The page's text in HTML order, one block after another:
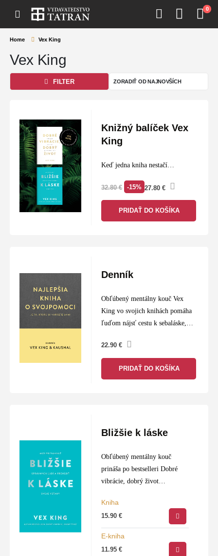
0
Home Vex King
Vex King
FILTER
Knižný balíček Vex
King
Keď jedna kniha nestačí…
32.80€ -15% 27.80 €
PRIDAŤ DO KOŠÍKA
Denník
Obľúbený mentálny kouč Vex
King vo svojich knihách pomáha
ľuďom nájsť cestu k sebaláske,
Teraz svojim čitateľom prináša
ďalší kľúč k naplnenému životu,
ktorý vytvoril spolu…
22.90€
PRIDAŤ DO KOŠÍKA
Bližšie k láske
Obľúbený mentálny kouč
prináša po bestselleri Dobré
vibrácie, dobrý život
do života pritiahnuť správnych
ľudí a vybudovať, udržať
a prehĺbiť
zmysluplné medziľudské
Kniha
15.90€
E-kniha
11.95€